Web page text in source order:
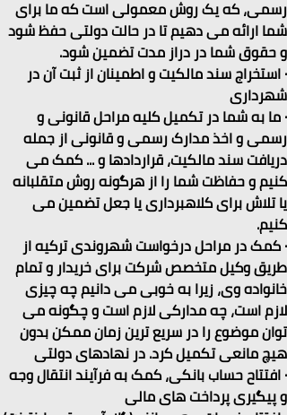
رسمی، که یک روش معمولی است که ما برای
شما ارائه می دهیم تا در حالت دولتی حفظ شود
و حقوق شما در دراز مدت تضمین شود.
· استخراج سند مالکیت و اطمینان از ثبت آن در
شهرداری
· ما به شما در تکمیل کلیه مراحل قانونی و
رسمی و اخذ مدارک رسمی و قانونی از جمله
دریافت سند مالکیت، قراردادها و ... کمک می
کنیم و حفاظت شما را از هرگونه روش متقلبانه
یا تلاش برای کلاهبرداری یا جعل تضمین می
کنیم.
· کمک در مراحل درخواست شهروندی ترکیه از
طریق وکیل متخصص شرکت برای خریدار و تمام
خانواده وی، زیرا به خوبی می دانیم چه چیزی
لازم است، چه مدارکی لازم است و چگونه می
توان موضوع را در سریع ترین زمان ممکن بدون
هیچ مانعی تکمیل کرد. در نهادهای دولتی
· افتتاح حساب بانکی، کمک به فرآیند انتقال وجه
و پیگیری پرداخت های مالی